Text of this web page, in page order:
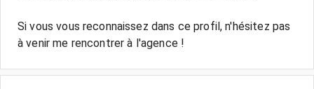
Si vous vous reconnaissez dans ce profil, n'hésitez pas